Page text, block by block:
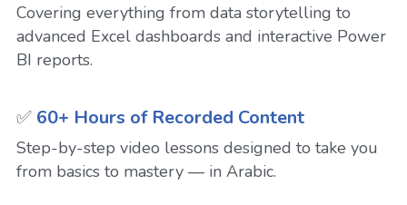
Covering everything from data storytelling to
advanced Excel dashboards and interactive Power
BI reports.
✅ 60+ Hours of Recorded Content
Step-by-step video lessons designed to take you
from basics to mastery — in Arabic.